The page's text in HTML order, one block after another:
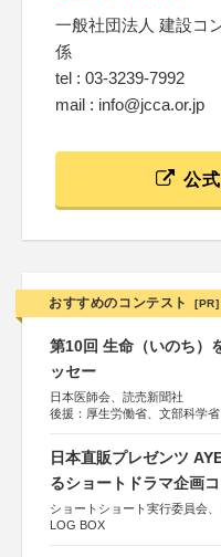
一般社団法人 建設コ
係
tel : 03-3239-7992
mail : info@jcca.or.jp
公
おすすめのコンテスト [PR]
第10回 生命（いのち）
ッセー
日本医師会、読売新聞社
後援：厚生労働省、文部科学省
しん生命保険株式会社
日本直販プレゼンツ
るショートドラマ企画
ショートショート実行委員会
LOG BOX